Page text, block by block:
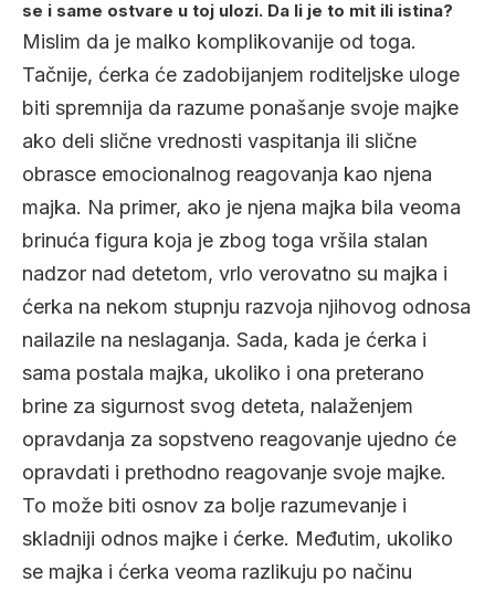
se i same ostvare u toj ulozi. Da li je to mit ili istina?
Mislim da je malko komplikovanije od toga.
Tačnije, ćerka će zadobijanjem roditeljske uloge
biti spremnija da razume ponašanje svoje majke
ako deli slične vrednosti vaspitanja ili slične
obrasce emocionalnog reagovanja kao njena
majka. Na primer, ako je njena majka bila veoma
brinuća figura koja je zbog toga vršila stalan
nadzor nad detetom, vrlo verovatno su majka i
ćerka na nekom stupnju razvoja njihovog odnosa
nailazile na neslaganja. Sada, kada je ćerka i
sama postala majka, ukoliko i ona preterano
brine za sigurnost svog deteta, nalaženjem
opravdanja za sopstveno reagovanje ujedno će
opravdati i prethodno reagovanje svoje majke.
To može biti osnov za bolje razumevanje i
skladniji odnos majke i ćerke. Međutim, ukoliko
se majka i ćerka veoma razlikuju po načinu